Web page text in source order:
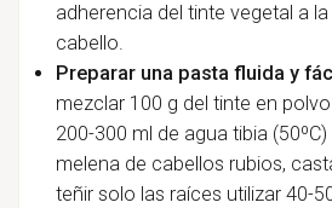
adherencia del tinte vegetal a
cabello.
Preparar una pasta fluida y
mezclar 100 g del tinte en
200-300 ml de agua tibia
melena de cabellos rubios,
teñir solo las raíces utilizar 40-